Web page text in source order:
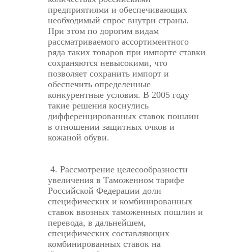
предприятиями и обеспечивающих
необходимый спрос внутри страны.
При этом по дорогим видам
рассматриваемого ассортиментного
ряда таких товаров при импорте ставки
сохраняются невысокими, что
позволяет сохранить импорт и
обеспечить определенные
конкурентные условия. В 2005 году
такие решения коснулись
дифференцированных ставок пошлин
в отношении защитных очков и
кожаной обуви.
4. Рассмотрение целесообразности
увеличения в Таможенном тарифе
Российской Федерации доли
специфических и комбинированных
ставок ввозных таможенных пошлин и
перевода, в дальнейшем,
специфических составляющих
комбинированных ставок на